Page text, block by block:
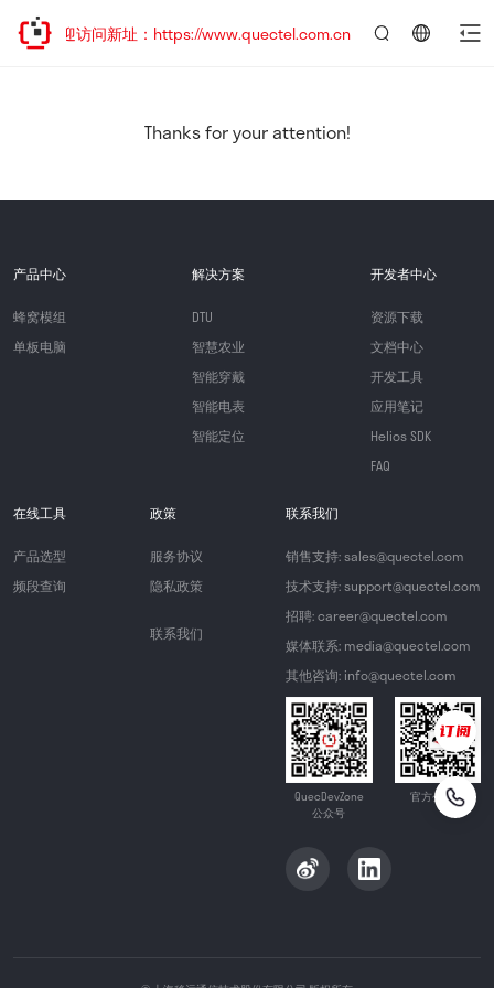
移，欢迎访问新址：https://www.quectel.com.cn
Thanks for your attention!
产品中心
蜂窝模组
单板电脑
解决方案
DTU
智慧农业
智能穿戴
智能电表
智能定位
开发者中心
资源下载
文档中心
开发工具
应用笔记
Helios SDK
FAQ
在线工具
产品选型
频段查询
政策
服务协议
隐私政策
联系我们
联系我们
销售支持: sales@quectel.com
技术支持: support@quectel.com
招聘: career@quectel.com
媒体联系: media@quectel.com
其他咨询: info@quectel.com
QuecDevZone
公众号
官方公众号